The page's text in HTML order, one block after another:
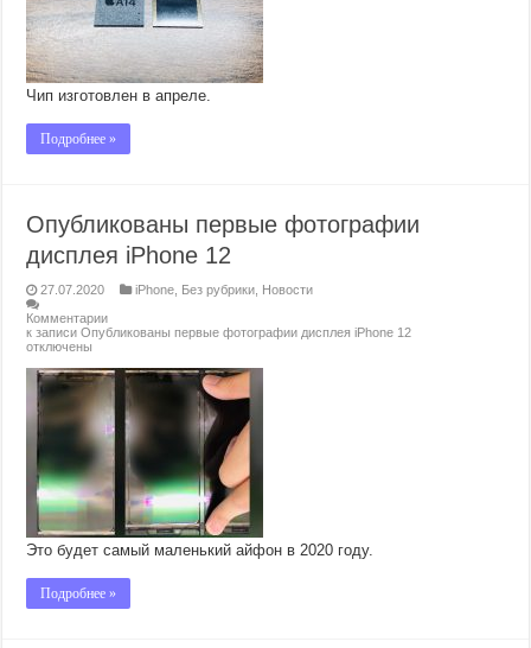
Чип изготовлен в апреле.
Подробнее »
Опубликованы первые фотографии
дисплея iPhone 12
27.07.2020 iPhone Без рубрики Новости
Комментарии
к записи Опубликованы первые фотографии дисплея iPhone 12
отключены
Это будет самый маленький айфон в 2020 году.
Подробнее »